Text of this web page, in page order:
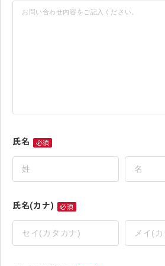
氏名 必須
須
氏名(カナ) 必須